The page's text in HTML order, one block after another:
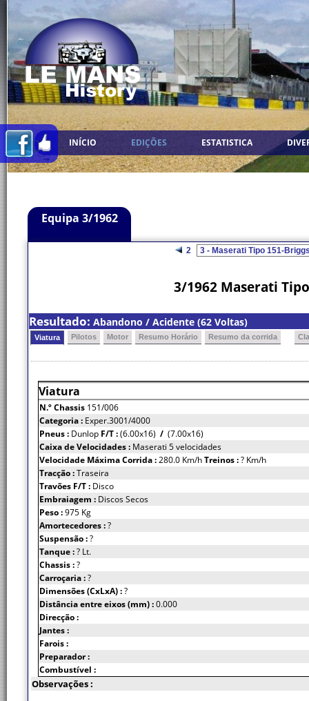
INÍCIO EDIÇÕES ESTATISTICA
Equipa 3/1962
2
3/1962 Maserati
Resultado: Abandono / Acidente (62 Voltas)
Viatura Pilotos Motor Resumo Horário Resumo da corrida
Viatura
N.º Chassis 151/006
Categoria : Exper.3001/4000
Pneus : Dunlop F/T :(6.00x16) / (7.00x16)
Caixa de Velocidades : Maserati 5 velocidades
Velocidade Máxima Corrida :280.0 Km/hTreinos :? Km/h
Tracção :Traseira
Travões F/T : Disco
Embraiagem : Discos Secos
Peso :975 Kg
Amortecedores :?
Suspensão :?
Tanque :? Lt.
Chassis :?
Carroçaria :?
Dimensões (CxLxA) :?
Distância entre eixos (mm) :0.000
Direcção :
Jantes :
Farois :
Preparador :
Combustível :
Observações :